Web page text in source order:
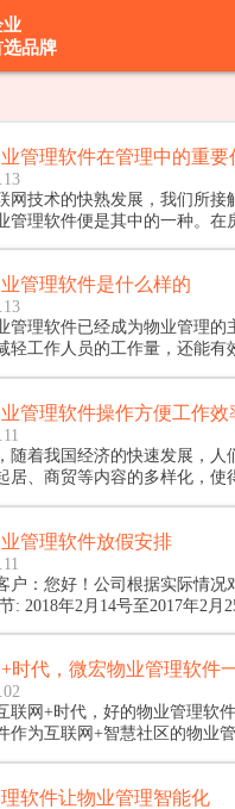
业
品牌
管理软件在管理中的重要
网技术的快熟发展，我们所
管理软件便是其中的一种。在
管理软件是什么样的
管理软件已经成为物业管理
轻工作人员的工作量，还能
管理软件操作方便工作效
随着我国经济的快速发展，人
居、商贸等内容的多样化，使
这就促进了物业管理软件的发
管理软件放假安排
户：您好！公司根据实际情况
: 2018年2月14号至2017年2月
时代，微宏物业管理软件
联网+时代，好的物业管理软
作为互联网+智慧社区的物业
软件让物业管理智能化